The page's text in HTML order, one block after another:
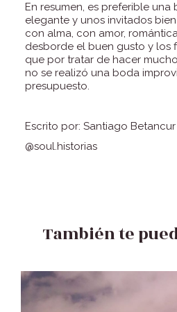
En resumen, es preferible una
elegante y unos invitados
con alma, con amor,
desborde el buen gusto y los
que por tratar de hacer
no se realizó una boda
presupuesto.
Escrito por: Santiago Betancur
@soul.historias
También te